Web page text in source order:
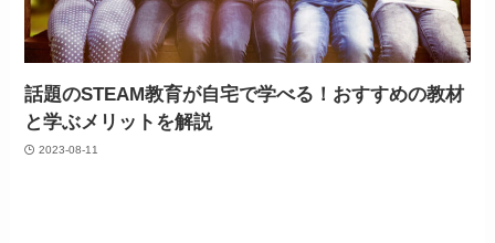
話題のSTEAM教育が自宅で学べる！おすすめの教材
と学ぶメリットを解説
2023-08-11